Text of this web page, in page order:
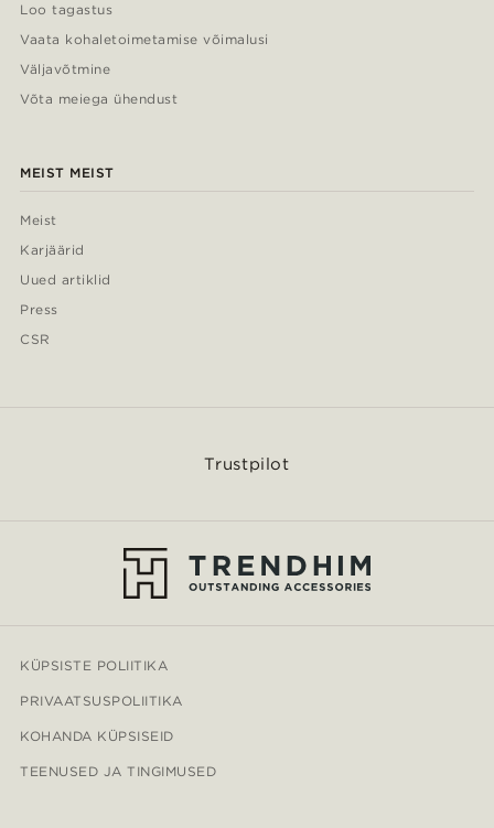
Loo tagastus
Vaata kohaletoimetamise võimalusi
Väljavõtmine
Võta meiega ühendust
MEIST MEIST
Meist
Karjäärid
Uued artiklid
Press
CSR
Trustpilot
KÜPSISTE POLIITIKA
PRIVAATSUSPOLIITIKA
KOHANDA KÜPSISEID
TEENUSED JA TINGIMUSED